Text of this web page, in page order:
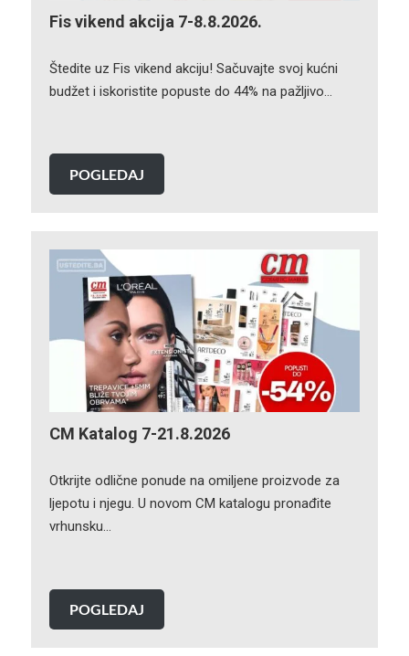
Fis vikend akcija 7-8.8.2026.
Štedite uz Fis vikend akciju! Sačuvajte svoj kućni
budžet i iskoristite popuste do 44% na pažljivo…
POGLEDAJ
CM Katalog 7-21.8.2026
Otkrijte odlične ponude na omiljene proizvode za
ljepotu i njegu. U novom CM katalogu pronađite
vrhunsku…
POGLEDAJ